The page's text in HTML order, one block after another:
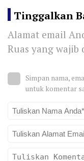
Tinggalkan
Alamat email
Ruas yang wajib
Simpan nama,
untuk komentar